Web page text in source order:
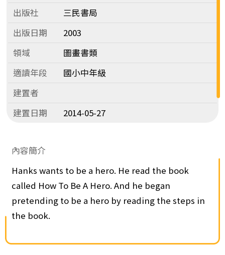
出版社
三民書局
出版日期
2003
領域
圖畫書類
適讀年段
國小中年級
建置者
建置日期
2014-05-27
內容簡介
Hanks wants to be a hero. He read the book
called How To Be A Hero. And he began
pretending to be a hero by reading the steps in
the book.